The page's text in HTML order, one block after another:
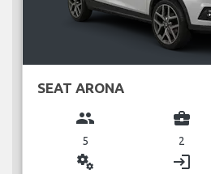
SEAT ARONA
group
5
business_center
2
miscellaneous_services login